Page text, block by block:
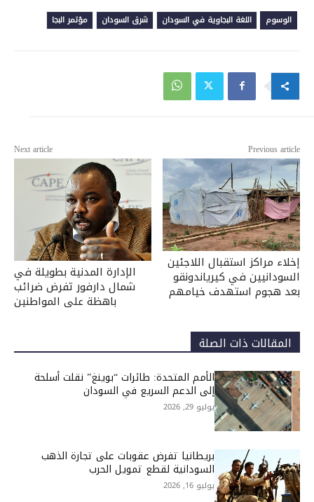
الوسوم اللغة البجاوية في السودان شرق السودان مؤتمر البجا
Previous article
إخلاء مراكز استقبال اللاجئين
السودانيين في كيرياندونقو
بعد هجوم استهدف خيامهم
Next article
الإدارة المدنية بطويلة في
شمال دارفور تفرض ضرائب
باهظة على المواطنين
المقالات ذات الصلة
الأمم المتحدة: طائرات “بوينغ” نقلت أسلحة
إلى الدعم السريع في السودان
يوليو 29, 2026
بريطانيا تفرض عقوبات على تجارة الذهب
السودانية لقطع تمويل الحرب
يوليو 16, 2026